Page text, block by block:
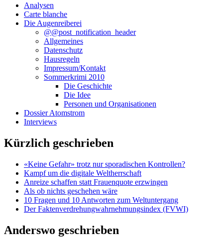
Analysen
Carte blanche
Die Augenreiberei
@@post_notification_header
Allgemeines
Datenschutz
Hausregeln
Impressum/Kontakt
Sommerkrimi 2010
Die Geschichte
Die Idee
Personen und Organisationen
Dossier Atomstrom
Interviews
Kürzlich geschrieben
«Keine Gefahr» trotz nur sporadischen Kontrollen?
Kampf um die digitale Weltherrschaft
Anreize schaffen statt Frauenquote erzwingen
Als ob nichts geschehen wäre
10 Fragen und 10 Antworten zum Weltuntergang
Der Faktenverdrehungwahrnehmungsindex (FVWI)
Anderswo geschrieben